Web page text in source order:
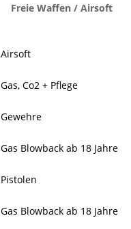
Freie Waffen / Airsoft
Airsoft
Gas, Co2 + Pflege
Gewehre
Gas Blowback ab 18 Jahre
Pistolen
Gas Blowback ab 18 Jahre